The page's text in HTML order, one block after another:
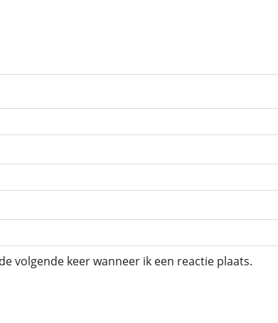
volgende keer wanneer ik een reactie plaats.